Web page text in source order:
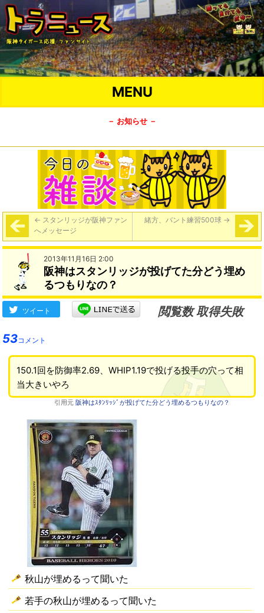
MENU
－ お知らせ －
← スタンリッジが阪神ファン
へメッセージ
緒方、バント練習500球 →
2013年11月16日 2:00
阪神はスタンリッジが投げてた分どう埋め
るつもりなの？
ツイート
閲覧数 取得失敗
53コメント
150.1回を防御率2.69、WHIP1.19で投げる投手の穴って相
当大きいやろ
引用元 阪神はｽﾀﾝﾘｯｼﾞが投げてた分どう埋めるつもりなの？
秋山が埋めるって聞いた
若手の秋山が埋めるって聞いた